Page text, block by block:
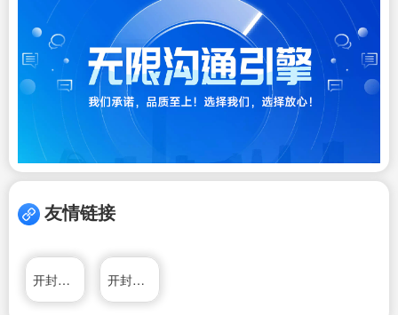
友情链接
开封之家房产网 开封房产网